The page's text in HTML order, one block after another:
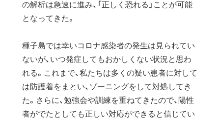
の解析は急速に進み、「正しく恐れる」ことが可能
となってきた。
種子島では幸いコロナ感染者の発生は見られてい
ないが、いつ発症してもおかしくない状況と思わ
れる。これまで、私たちは多くの疑い患者に対して
は防護着をまとい、ゾーニングをして対処してき
た。さらに、勉強会や訓練を重ねてきたので、陽性
者がでたとしても正しい対応ができると信じてい